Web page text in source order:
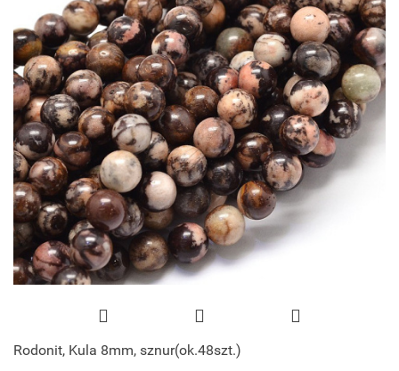
Rodonit, Kula 8mm, sznur(ok.48szt.)